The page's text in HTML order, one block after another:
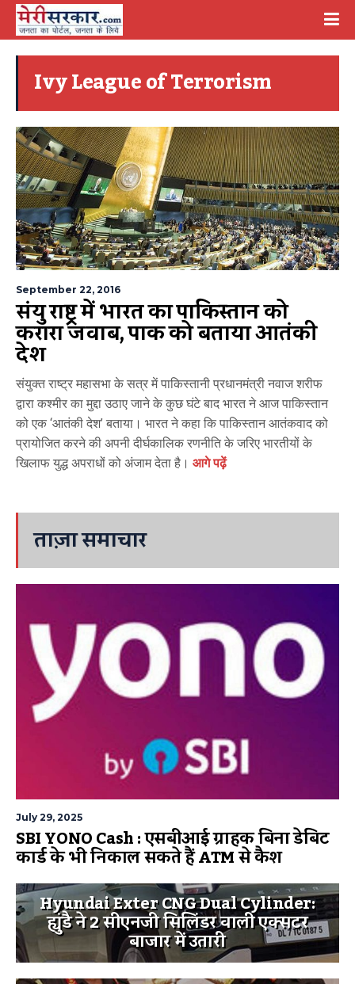
Ivy League of Terrorism
September 22, 2016
संयुक्त राष्ट्र में भारत का पाकिस्तान को
करारा जवाब, पाक को बताया आतंकी
देश
संयुक्त राष्ट्र महासभा के सत्र में पाकिस्तानी प्रधानमंत्री नवाज शरीफ
द्वारा कश्मीर का मुद्दा उठाए जाने के कुछ घंटे बाद भारत ने आज पाकिस्तान
को एक ‘आतंकी देश’ बताया। भारत ने कहा कि पाकिस्तान आतंकवाद को
प्रायोजित करने की अपनी दीर्घकालिक रणनीति के जरिए भारतीयों के
खिलाफ युद्ध अपराधों को अंजाम देता है। आगे पढ़ें
ताज़ा समाचार
July 29, 2025
SBI YONO Cash : एसबीआई ग्राहक बिना डेबिट
कार्ड के भी निकाल सकते हैं ATM से कैश
Hyundai Exter CNG Dual Cylinder:
ह्युंडै ने 2 सीएनजी सिलिंडर वाली एक्सटर
बाजार में उतारी